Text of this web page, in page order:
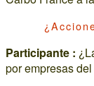
Participante :
por empresas